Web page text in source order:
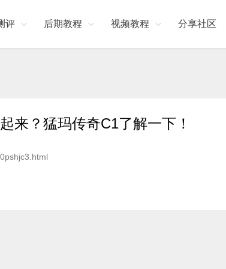
评 后期教程 视频教程 分享社区
来？猛玛传奇C1了解一下！